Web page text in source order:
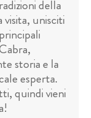
della
unisciti
storia e la
esperta.
quindi vieni